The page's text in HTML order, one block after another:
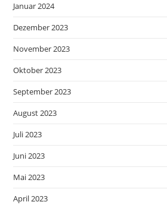
Januar 2024
Dezember 2023
November 2023
Oktober 2023
September 2023
August 2023
Juli 2023
Juni 2023
Mai 2023
April 2023